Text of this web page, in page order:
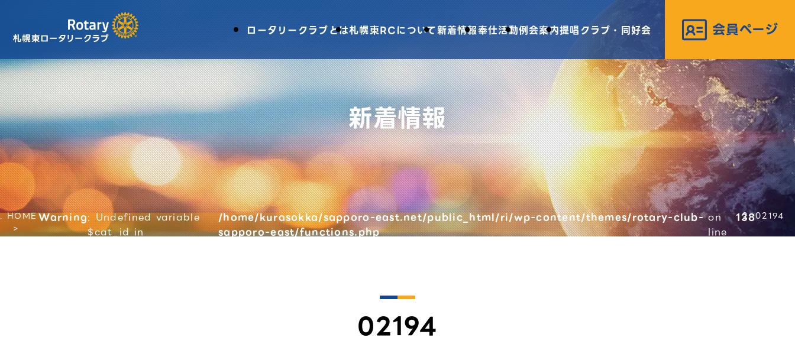
ロータリークラブとは札幌東RCについて新着情報奉仕活動例会案内提唱クラブ・同好会
新着情報
HOMEWarning: Undefined variable
$cat_id in
/home/kurasokka/sapporo-east.net/public_html/ri/wp-content/themes/rotary-club-
sapporo-east/functions.php
on
line
13802194
02194